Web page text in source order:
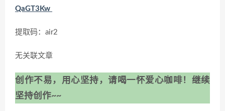
QaGT3Kw
提取码：air2
无关联文章
创作不易，用心坚持，请喝一怀爱心咖啡！继续
坚持创作~~